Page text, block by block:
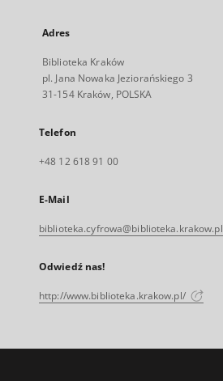
Adres
Biblioteka Kraków
pl. Jana Nowaka Jeziorańskiego 3
31-154 Kraków, POLSKA
Telefon
+48 12 618 91 00
E-Mail
biblioteka.cyfrowa@biblioteka.krakow.pl
Odwiedź nas!
http://www.biblioteka.krakow.pl/